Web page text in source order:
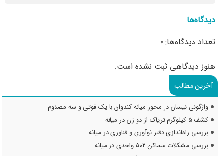
دیدگاه‌ها
تعداد دیدگاه‌ها: 0
هنوز دیدگاهی ثبت نشده است.
آخرین مطالب
واژگونی نیسان در محور میانه کندوان با یک فوتی و سه مصدوم
کشف ۵ کیلوگرم تریاک از دو زن در میانه
بررسی راه‌اندازی دفتر نوآوری و فناوری در میانه
بررسی مشکلات مساکن ۵۰۲ واحدی در میانه